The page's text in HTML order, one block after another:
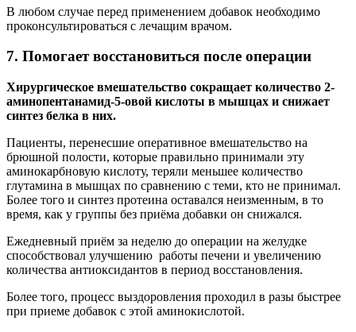
В любом случае перед применением добавок необходимо
проконсультироваться с лечащим врачом.
7. Помогает восстановиться после операции
Хирургическое вмешательство сокращает количество 2-
аминопентанамид-5-овой кислоты в мышцах и снижает
синтез белка в них.
Пациенты, перенесшие оперативное вмешательство на
брюшной полости, которые правильно принимали эту
аминокарбновую кислоту, теряли меньшее количество
глутамина в мышцах по сравнению с теми, кто не принимал.
Более того и синтез протеина оставался неизменным, в то
время, как у группы без приёма добавки он снижался.
Ежедневный приём за неделю до операции на желудке
способствовал улучшению работы печени и увеличению
количества антиоксидантов в период восстановления.
Более того, процесс выздоровления проходил в разы быстрее
при приеме добавок с этой аминокислотой.